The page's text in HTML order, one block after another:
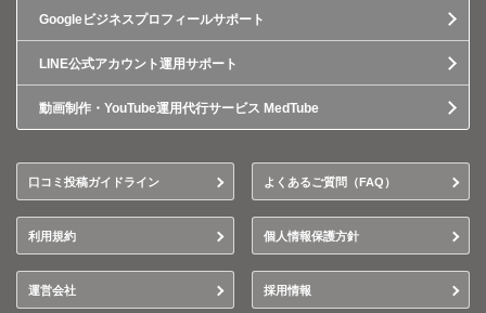
Googleビジネスプロフィールサポート
LINE公式アカウント運用サポート
動画制作・YouTube運用代行サービス MedTube
口コミ投稿ガイドライン よくあるご質問（FAQ）
利用規約 個人情報保護方針
運営会社 採用情報